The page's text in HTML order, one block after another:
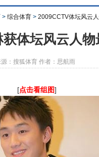
> 综合体育 > 2009CCTV体坛风云
获体坛风云人
：搜狐体育 作者：思航雨
[点击看组图]